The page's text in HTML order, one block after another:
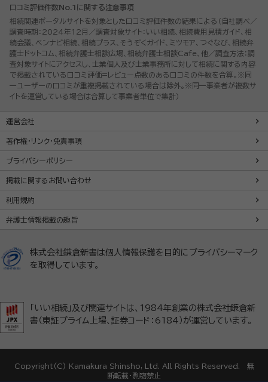
口コミ評価件数No.1に関する注意事項
相続関連ポータルサイトを対象とした口コミ評価件数の結果による（自社調べ／
調査時期：2024年12月／調査対象サイト：いい相続、相続費用見積ガイド、相
続会議、ベンナビ相続、相続プラス、そうぞくガイド、ミツモア、つぐなび、相続弁
護士ドットコム、相続弁護士相談広場、相続弁護士相談Cafe、他／調査方法：調
査対象サイトにアクセスし、士業個人及び士業事務所に対して相続に関する内容
で掲載されている口コミ評価=レビュー点数のある口コミの件数を合算。※同
一ユーザーの口コミが重複掲載されている場合は除外。※同一事業者が複数サ
イトを運営している場合は合算して事業者単位で集計）
運営会社
著作権・リンク・免責事項
プライバシーポリシー
掲載に関するお問い合わせ
利用規約
弁護士情報掲載の趣旨
株式会社鎌倉新書は個人情報保護を目的にプライバシーマーク
を取得しています。
「いい相続」及び関連サイトは、1984年創業の株式会社鎌倉新
書（東証プライム上場、証券コード：6184）が運営しています。
Copyright(C) Kamakura Shinsho, Ltd. All Rights Reserved. 無
断転載・剽窃禁止